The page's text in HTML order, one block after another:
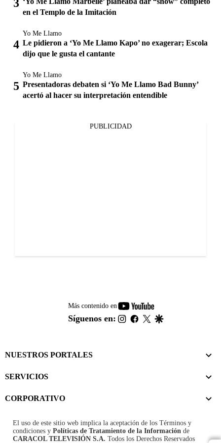
en el Templo de la Imitación
Yo Me Llamo
Le pidieron a ‘Yo Me Llamo Kapo’ no exagerar; Escola
dijo que le gusta el cantante
Yo Me Llamo
Presentadoras debaten si ‘Yo Me Llamo Bad Bunny’
acertó al hacer su interpretación entendible
PUBLICIDAD
Más contenido en
youtube-
footer
Síguenos en: instagram
facebook
twitter
NUESTROS PORTALES
SERVICIOS
CORPORATIVO
El uso de este sitio web implica la aceptación de los Términos y
condiciones y Políticas de Tratamiento de la Información de
CARACOL TELEVISIÓN S.A. Todos los Derechos Reservados